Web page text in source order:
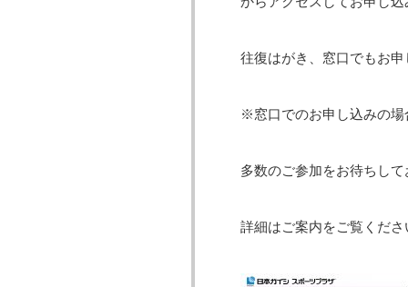
往復はがき、窓口でもお
※窓口でのお申し込みの場
多数のご参加をお待ちし
詳細はご案内をご覧くださ